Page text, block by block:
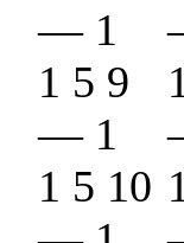
— 1
1 5 9
— 1
1 5 10